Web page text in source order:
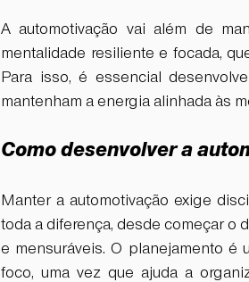
A automotivação vai além de
mentalidade resiliente e focada,
Para isso, é essencial
mantenham a energia alinhada às
Como desenvolver a
Manter a automotivação exige
toda a diferença, desde começar o
e mensuráveis. O planejamento é
foco, uma vez que ajuda a